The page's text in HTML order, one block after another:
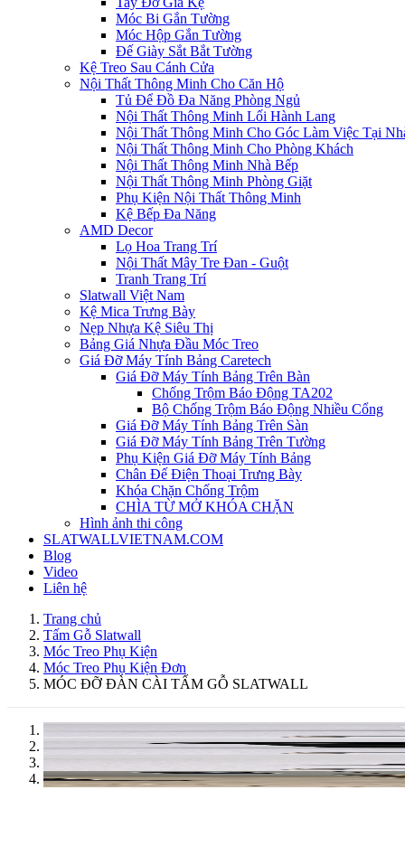
Móc Bi Gắn Tường
Móc Hộp Gắn Tường
Đế Giày Sắt Bắt Tường
Kệ Treo Sau Cánh Cửa
Nội Thất Thông Minh Cho Căn Hộ
Tủ Để Đồ Đa Năng Phòng Ngủ
Nội Thất Thông Minh Lối Hành Lang
Nội Thất Thông Minh Cho Góc Làm Việc Tại
Nội Thất Thông Minh Cho Phòng Khách
Nội Thất Thông Minh Nhà Bếp
Nội Thất Thông Minh Phòng Giặt
Phụ Kiện Nội Thất Thông Minh
Kệ Bếp Đa Năng
AMD Decor
Lọ Hoa Trang Trí
Nội Thất Mây Tre Đan - Guột
Tranh Trang Trí
Slatwall Việt Nam
Kệ Mica Trưng Bày
Nẹp Nhựa Kệ Siêu Thị
Bảng Giá Nhựa Đầu Móc Treo
Giá Đỡ Máy Tính Bảng Caretech
Giá Đỡ Máy Tính Bảng Trên Bàn
Chống Trộm Báo Động TA202
Bộ Chống Trộm Báo Động Nhiều Cổng
Giá Đỡ Máy Tính Bảng Trên Sàn
Giá Đỡ Máy Tính Bảng Trên Tường
Phụ Kiện Giá Đỡ Máy Tính Bảng
Chân Đế Điện Thoại Trưng Bày
Khóa Chặn Chống Trộm
CHÌA TỪ MỞ KHÓA CHẶN
Hình ảnh thi công
SLATWALLVIETNAM.COM
Blog
Video
Liên hệ
Trang chủ
Tấm Gỗ Slatwall
Móc Treo Phụ Kiện
Móc Treo Phụ Kiện Đơn
MÓC ĐỠ ĐÀN CÀI TẤM GỖ SLATWALL